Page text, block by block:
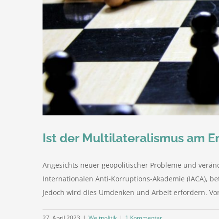
Ist der Multilateralismus am
Angesichts neuer geopolitischer Probleme und
Internationalen Anti-Korruptions-Akademie (IACA),
Jedoch wird dies Umdenken und Arbeit erfordern.